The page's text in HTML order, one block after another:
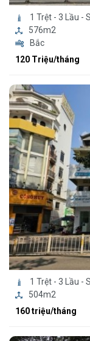
1 Trệt - 3 Lầu -
576m2
Bắc
120 Triệu/tháng
1 Trệt - 3 Lầu -
504m2
160 triệu/tháng